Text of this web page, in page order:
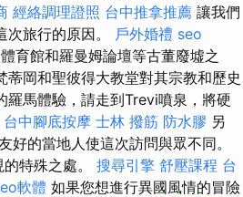
經絡調理證照 台中推拿推薦 讓我們
旅行的原因。 戶外婚禮 seo
育館和羅曼姆論壇等古董廢墟之
蒂岡和聖彼得大教堂對其宗教和歷史
羅馬體驗，請走到Trevi噴泉，將硬
台中腳底按摩 士林 撥筋 防水膠 另
的當地人使這次訪問與眾不同。
特殊之處。 搜尋引擎 舒壓課程 台
軟體 如果您想進行異國風情的冒險